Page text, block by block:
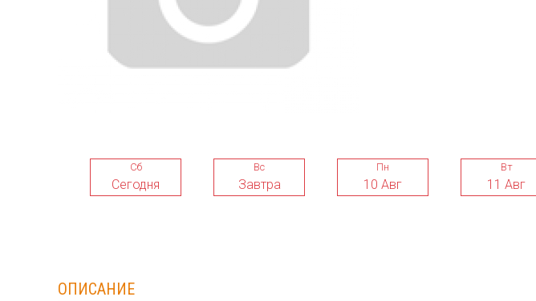
Сб
Сегодня
Вс
Завтра
Пн
10 Авг
Вт
11 Авг
ОПИСАНИЕ